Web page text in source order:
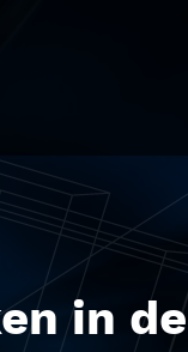
in de